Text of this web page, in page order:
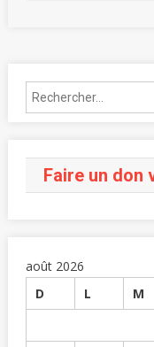
Faire un don
août 2026
D
L M